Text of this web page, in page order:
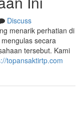
Discuss
menarik perhatian di
secara
tersebut. Kami
topansaktirtp.com